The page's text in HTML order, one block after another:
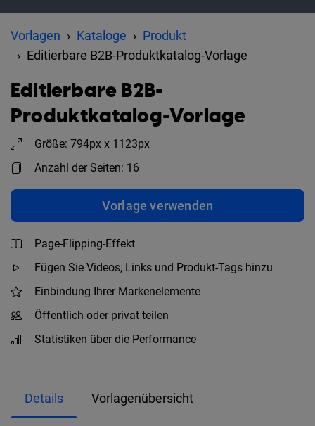
Vorlagen Kataloge
Produkt
Editierbare B2B-Produktkatalog-Vorlage
Editierbare B2B-
Produktkatalog-Vorlage
Größe: 794px x 1123px
Anzahl der Seiten: 16
Vorlage verwenden
Page-Flipping-Effekt
Fügen Sie Videos, Links und Produkt-Tags hinzu
Einbindung Ihrer Markenelemente
Öffentlich oder privat teilen
Statistiken über die Performance
Details Vorlagenübersicht